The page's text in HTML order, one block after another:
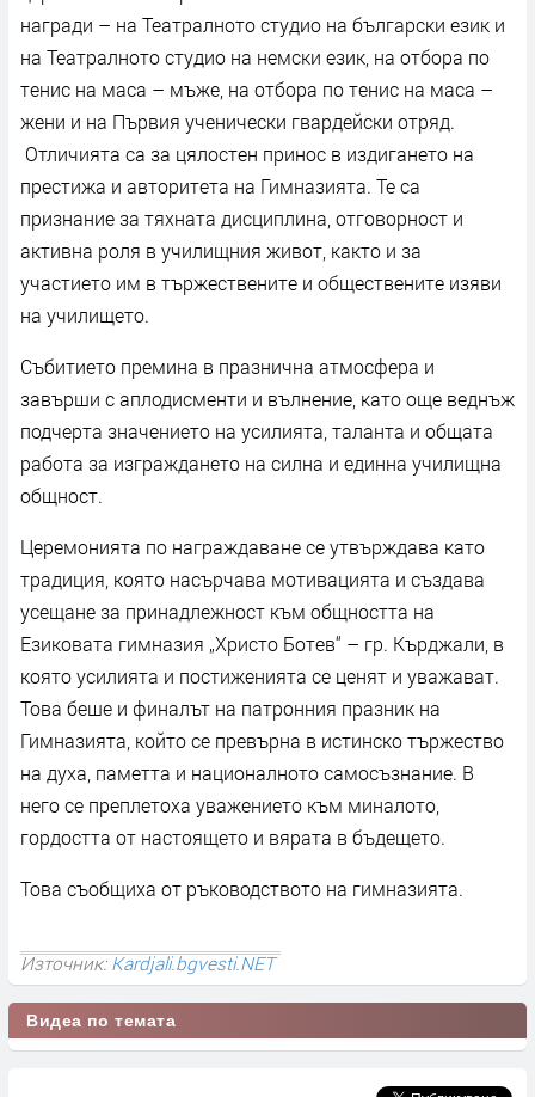
награди – на Театралното студио на български език и
на Театралното студио на немски език, на отбора по
тенис на маса – мъже, на отбора по тенис на маса –
жени и на Първия ученически гвардейски отряд.
Отличията са за цялостен принос в издигането на
престижа и авторитета на Гимназията. Те са
признание за тяхната дисциплина, отговорност и
активна роля в училищния живот, както и за
участието им в тържествените и обществените изяви
на училището.
Събитието премина в празнична атмосфера и
завърши с аплодисменти и вълнение, като още веднъж
подчерта значението на усилията, таланта и общата
работа за изграждането на силна и единна училищна
общност.
Церемонията по награждаване се утвърждава като
традиция, която насърчава мотивацията и създава
усещане за принадлежност към общността на
Езиковата гимназия „Христо Ботев“ – гр. Кърджали, в
която усилията и постиженията се ценят и уважават.
Това беше и финалът на патронния празник на
Гимназията, който се превърна в истинско тържество
на духа, паметта и националното самосъзнание. В
него се преплетоха уважението към миналото,
гордостта от настоящето и вярата в бъдещето.
Това съобщиха от ръководството на гимназията.
Източник:Kardjali.bgvesti.NET
Видеа по темата